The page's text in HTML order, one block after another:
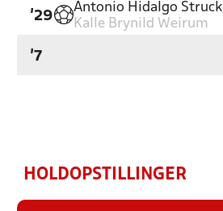
'29
Antonio Hidalgo Struck
Kalle Brynild Weirum
'7
HOLDOPSTILLINGER